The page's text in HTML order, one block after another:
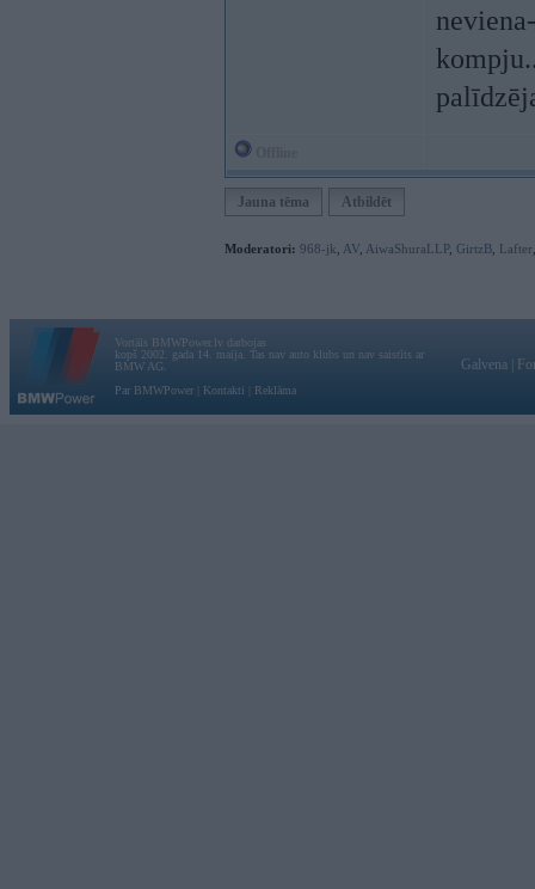
Jauna tēma Atbildēt
Moderatori: 968-jk AV AiwaShuraLLP, GirtzB Lafter
Vortāls BMWPower.lv darbojas
kopš 2002. gada 14. maija. Tas nav auto klubs un nav saistīts ar
BMW AG.
Par BMWPower
Kontakti Reklāma
Galvena